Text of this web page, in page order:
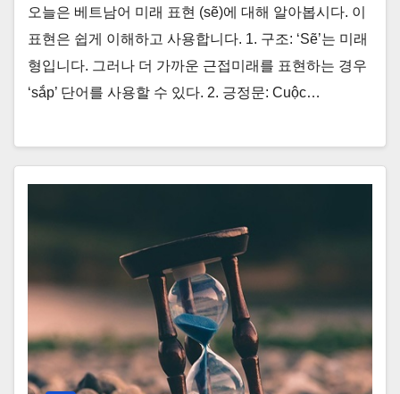
오늘은 베트남어 미래 표현 (sẽ)에 대해 알아봅시다. 이
표현은 쉽게 이해하고 사용합니다. 1. 구조: ‘Sẽ’는 미래
형입니다. 그러나 더 가까운 근접미래를 표현하는 경우
‘sắp’ 단어를 사용할 수 있다. 2. 긍정문: Cuộc…